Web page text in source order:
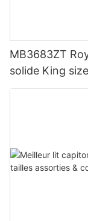
MB3683ZT
solide King